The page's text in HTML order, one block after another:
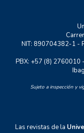
NIT: 890704382-1 -
PBX: +57 (8) 2760010
Sujeto a inspección y
Las revistas de la